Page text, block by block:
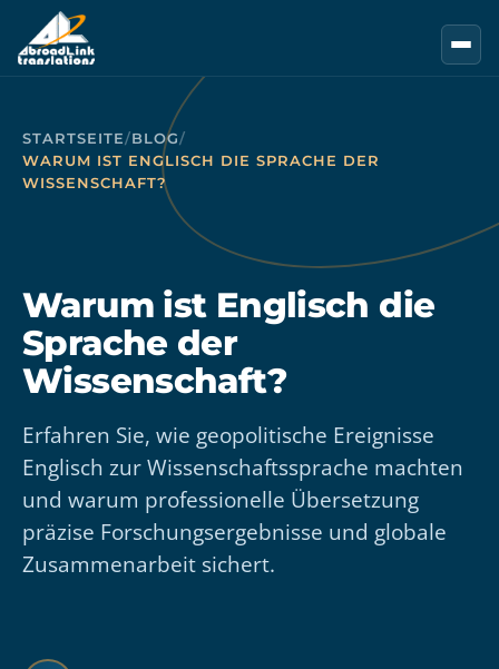
Zum Hauptinhalt springen
STARTSEITE/BLOG/
WARUM IST ENGLISCH DIE SPRACHE DER
WISSENSCHAFT?
Warum ist Englisch die
Sprache der
Wissenschaft?
Erfahren Sie, wie geopolitische Ereignisse
Englisch zur Wissenschaftssprache machten
und warum professionelle Übersetzung
präzise Forschungsergebnisse und globale
Zusammenarbeit sichert.